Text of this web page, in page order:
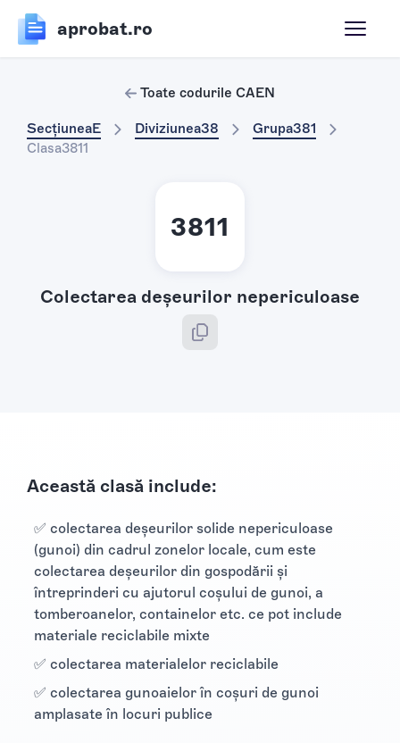
aprobat.ro
Toate codurile CAEN
SecțiuneaE Diviziunea38 Grupa381
Clasa3811
3811
Colectarea deşeurilor nepericuloase
Această clasă include:
✅ colectarea deşeurilor solide nepericuloase
(gunoi) din cadrul zonelor locale, cum este
colectarea deşeurilor din gospodării şi
întreprinderi cu ajutorul coşului de gunoi, a
tomberoanelor, containelor etc. ce pot include
materiale reciclabile mixte
✅ colectarea materialelor reciclabile
✅ colectarea gunoaielor în coşuri de gunoi
amplasate în locuri publice